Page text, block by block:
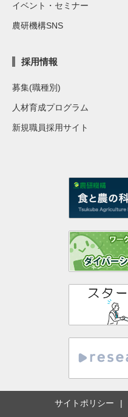
イベント・セミナー
農研機構SNS
採用情報
募集(職種別)
人材育成プログラム
新規職員採用サイト
サイトポリシー